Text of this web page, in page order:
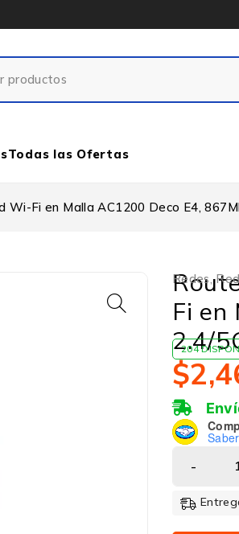
Todas las Ofertas
Wi-Fi en Malla AC1200 Deco E4,
Redes,
Fi en
2.4/
204
$